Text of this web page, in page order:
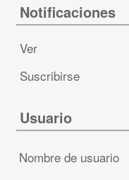
Notificaciones
Ver
Suscribirse
Usuario
Nombre de usuario